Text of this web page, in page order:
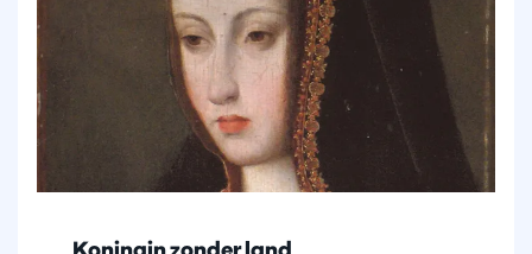
Vidéos
Interviews